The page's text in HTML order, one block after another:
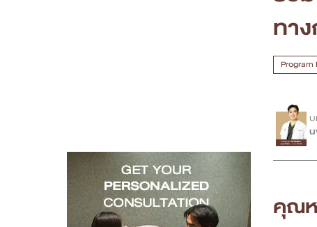
สาขา Siam Paragon
สาขา Stadium One
สาขา Asoke
ทา
Program
คุณ